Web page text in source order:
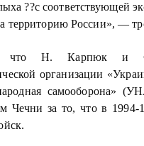
??с соответствующей
территорию России», —
что Н. Карпюк и
организации
самооборона»
Чечни за то, что в 1994-